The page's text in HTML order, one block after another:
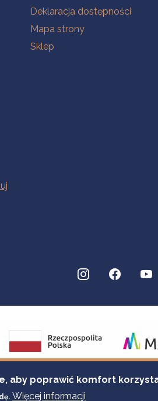
Deklaracja dostępności
Mapa strony
Sklep
aby poprawić komfort
Więcej informacji